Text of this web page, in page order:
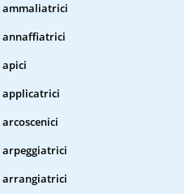
ammaliatrici
annaffiatrici
apici
applicatrici
arcoscenici
arpeggiatrici
arrangiatrici